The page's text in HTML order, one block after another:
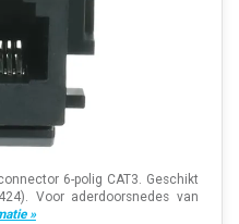
6-polig CAT3. Geschikt
Voor aderdoorsnedes van
»